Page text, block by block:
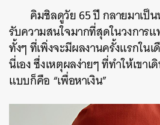
คิมชิลดูวัย65ปีกลายมาเป็
รับความสนใจมากที่สุดในวงการ
ทั้งๆที่เพิ่งจะมีผลงานครั้งแรกใน
นี่เองซึ่งเหตุผลง่ายๆที่ทำให้เขาเ
แบบก็คือ “เพื่อหาเงิน”